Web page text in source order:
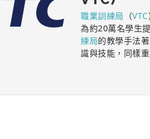
職業訓練局 （VTC
為約20萬名學生
練局的教學手法
識與技能，同樣